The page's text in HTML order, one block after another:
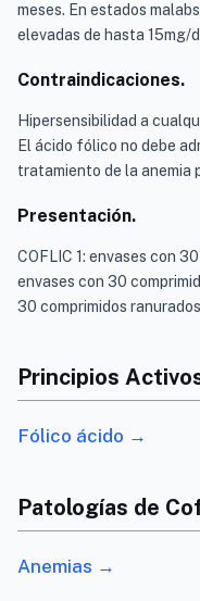
meses. En estados
elevadas de hasta 15mg/
Contraindicaciones.
Hipersensibilidad a
El ácido fólico no debe
tratamiento de la anemia
Presentación.
COFLIC 1: envases con
envases con 30
30 comprimidos
Principios
Fólico ácido →
Patologías de
Anemias →